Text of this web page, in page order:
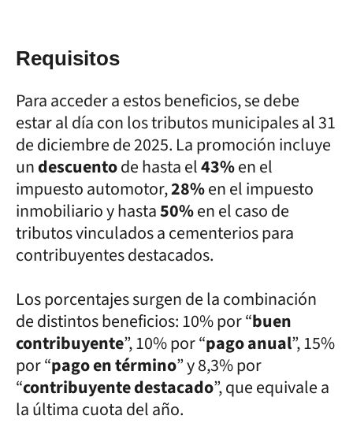
Requisitos
Para acceder a estos beneficios, se debe
estar al día con los tributos municipales al 31
de diciembre de 2025. La promoción incluye
undescuentode hasta el43%en el
impuesto automotor,28%en el impuesto
inmobiliario y hasta50%en el caso de
tributos vinculados a cementerios para
contribuyentes destacados.
Los porcentajes surgen de la combinación
de distintos beneficios: 10% por “buen
contribuyente”, 10% por “pago anual”, 15%
por “pago en término” y 8,3% por
“contribuyente destacado”, que equivale a
la última cuota del año.